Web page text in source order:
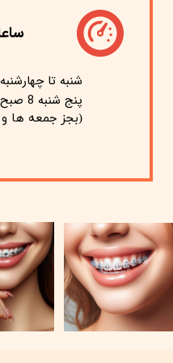
شنبه تا چهارشنبه 8 صبح الی 5 عصر
پنج شنبه 8 صبح تا 1 بعد از ظهر
(بجز جمعه ها